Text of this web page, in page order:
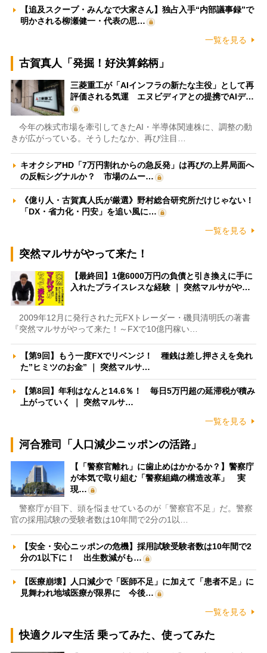
【追及スクープ・みんなで大家さん】独占入手“内部議事録”で
明かされる柳瀬健一・代表の思…
一覧を見る
古賀真人「発掘！好決算銘柄」
三菱重工が「AIインフラの新たな主役」として再
評価される気運 エヌビディアとの提携でAIデ…
今年の株式市場を牽引してきたAI・半導体関連株に、調整の動
きが広がっている。そうしたなか、再び注目…
キオクシアHD「7万円割れからの急反発」は再びの上昇局面へ
の反転シグナルか？ 市場のムー…
《億り人・古賀真人氏が厳選》野村総合研究所だけじゃない！
「DX・省力化・円安」を追い風に…
一覧を見る
突然マルサがやって来た！
【最終回】1億6000万円の負債と引き換えに手に
入れたプライスレスな経験 ｜ 突然マルサがや…
2009年12月に発行された元FXトレーダー・磯貝清明氏の著書
『突然マルサがやって来た！～FXで10億円稼い…
【第9回】もう一度FXでリベンジ！ 種銭は差し押さえを免れ
た”ヒミツのお金” ｜ 突然マルサ…
【第8回】年利はなんと14.6％！ 毎日5万円超の延滞税が積み
上がっていく ｜ 突然マルサ…
一覧を見る
河合雅司「人口減少ニッポンの活路」
【「警察官離れ」に歯止めはかかるか？】警察庁
が本気で取り組む「警察組織の構造改革」 実
現…
警察庁が目下、頭を悩ませているのが「警察官不足」だ。警察
官の採用試験の受験者数は10年間で2分の1以…
【安全・安心ニッポンの危機】採用試験受験者数は10年間で2
分の1以下に！ 出生数減がも…
【医療崩壊】人口減少で「医師不足」に加えて「患者不足」に
見舞われ地域医療が限界に 今後…
一覧を見る
快適クルマ生活 乗ってみた、使ってみた